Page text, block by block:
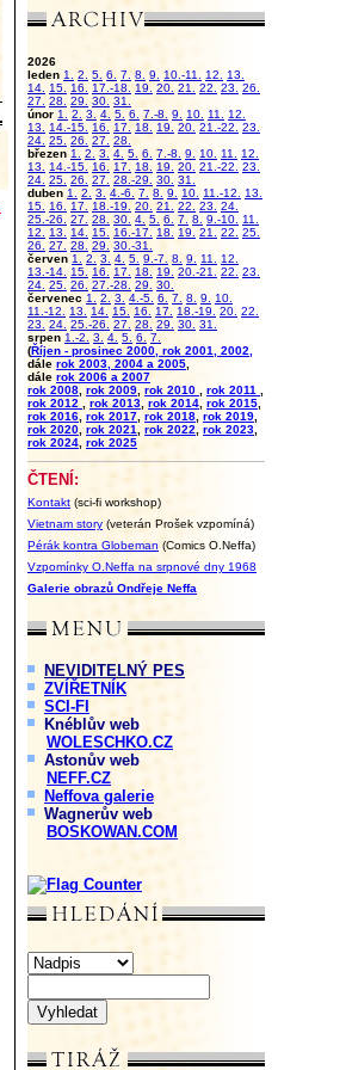
2026
leden 1. 2. 5. 6. 7. 8. 9. 10.-11. 12.
13.
14.
15. 16. 17.-18. 19. 20. 21. 22. 23.
26.
27.
28. 29. 30. 31.
únor 1. 2. 3. 4. 5. 6. 7.-8. 9. 10. 11.
12.
13.
14.-15. 16. 17. 18. 19. 20. 21.-22.
23.
24. 25. 26. 27.
28.
březen 1. 2. 3. 4. 5. 6. 7.-8. 9. 10. 11.
12.
13.
14.-15. 16. 17. 18. 19. 20. 21.-22.
23.
24. 25. 26. 27. 28.-29. 30. 31.
duben 1. 2. 3. 4.-6. 7. 8. 9. 10. 11.-12.
13.
15.
16. 17. 18.-19. 20. 21. 22. 23.
24.
25.-26.
27. 28. 30. 4. 5. 6. 7. 8. 9.-10.
11.
12.
13. 14. 15. 16.-17. 18. 19. 21. 22.
25.
26.
27. 28. 29.
30.-31.
červen 1. 2. 3. 4. 5. 9.-7. 8. 9. 11.
12.
13.-14.
15. 16. 17. 18. 19. 20.-21. 22.
23.
24. 25. 26. 27.-28. 29.
30.
červenec 1. 2. 3. 4.-5. 6. 7. 8. 9.
10.
11.-12.
13. 14. 15. 16. 17. 18.-19. 20. 22.
23.
24. 25.-26. 27. 28. 29. 30. 31.
srpen 1.-2. 3. 4. 5. 6. 7.
(Říjen - prosinec 2000, rok 2001, 2002,
dále rok 2003, 2004 a 2005
dále rok 2006 a 2007
rok 2008 rok 2009 rok 2010 rok 2011
rok 2012
rok 2013 rok 2014 rok 2015
rok 2016 rok 2017 rok 2018 rok 2019
rok 2020 rok 2021 rok 2022 rok 2023
rok 2024 rok 2025
ČTENÍ:
Kontakt (sci-fi workshop)
Vietnam story (veterán Prošek vzpomíná)
Pérák kontra Globeman (Comics O.Neffa)
Vzpomínky O.Neffa na srpnové dny 1968
Galerie obrazů Ondřeje Neffa
NEVIDITELNÝ PES
ZVÍŘETNÍK
SCI-FI
Knéblův web
WOLESCHKO.CZ
Astonův web
NEFF.CZ
Neffova galerie
Wagnerův web
BOSKOWAN.COM